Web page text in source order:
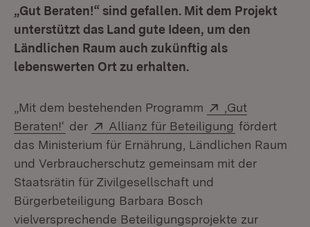
„Gut Beraten!“ sind gefallen. Mit dem Projekt
unterstützt das Land gute Ideen, um den
Ländlichen Raum auch zukünftig als
lebenswerten Ort zu erhalten.
„Mit dem bestehenden Programm Extern:
‚Gut
Beraten!‘ (Öffnet in neuem Fenster)
der Extern:
Allianz für Beteiligung (Öffnet in
fördert
das Ministerium für Ernährung, Ländlichen Raum
und Verbraucherschutz gemeinsam mit der
Staatsrätin für Zivilgesellschaft und
Bürgerbeteiligung Barbara Bosch
vielversprechende Beteiligungsprojekte zur